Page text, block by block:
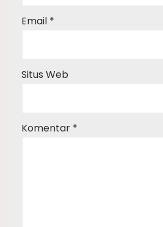
Email *
Situs Web
Komentar *